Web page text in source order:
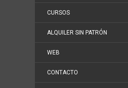
CURSOS
ALQUILER SIN PATRÓN
WEB
CONTACTO